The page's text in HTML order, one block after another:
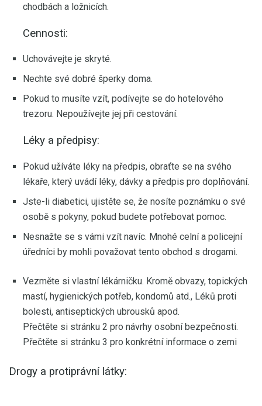
chodbách a ložnicích.
Cennosti:
Uchovávejte je skryté.
Nechte své dobré šperky doma.
Pokud to musíte vzít, podívejte se do hotelového
trezoru. Nepoužívejte jej při cestování.
Léky a předpisy:
Pokud užíváte léky na předpis, obraťte se na svého
lékaře, který uvádí léky, dávky a předpis pro doplňování.
Jste-li diabetici, ujistěte se, že nosíte poznámku o své
osobě s pokyny, pokud budete potřebovat pomoc.
Nesnažte se s vámi vzít navíc. Mnohé celní a policejní
úředníci by mohli považovat tento obchod s drogami.
Vezměte si vlastní lékárničku. Kromě obvazy, topických
mastí, hygienických potřeb, kondomů atd., Léků proti
bolesti, antiseptických ubrousků apod.
Přečtěte si stránku 2 pro návrhy osobní bezpečnosti.
Přečtěte si stránku 3 pro konkrétní informace o zemi
Drogy a protiprávní látky: